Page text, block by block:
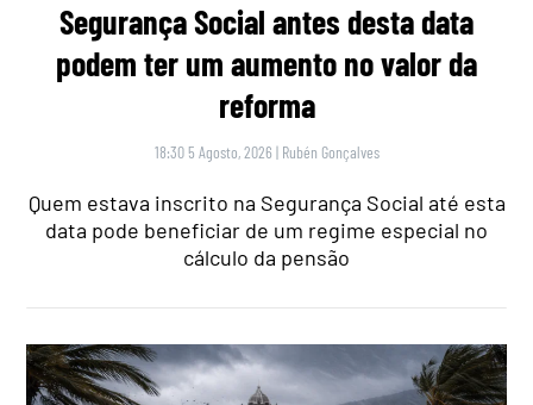
Segurança Social antes desta data
podem ter um aumento no valor da
reforma
18:30 5 Agosto, 2026 | Rubén Gonçalves
Quem estava inscrito na Segurança Social até esta
data pode beneficiar de um regime especial no
cálculo da pensão